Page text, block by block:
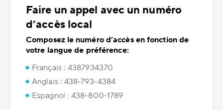
Faire un appel avec un numéro
d’accès local
Composez le numéro d’accès en fonction de
votre langue de préférence:
Français : 4387934370
Anglais : 438-793-4384
Espagnol : 438-800-1789